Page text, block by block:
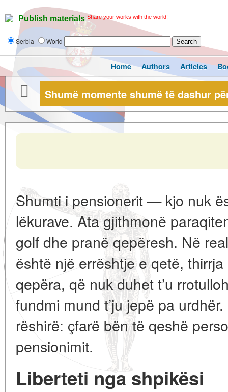
Publish materials Share your works with the world!
Serbia World
Home Authors Articles
Shumë momente shumë të dashur
Shumti i pensionerit — kjo nuk
lëkurave. Ata gjithmonë
golf dhe pranë qepëresh. Në
është një errështje e qetë,
qepëra, që nuk duhet t’u
fundmi mund t’ju jepë pa
rëshirë: çfarë bën të qeshë
pensionimit.
Liberteti nga shpikësi